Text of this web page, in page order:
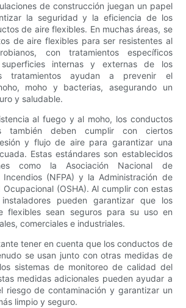
de construcción juegan un papel
la seguridad y la eficiencia de los
de aire flexibles. En muchas áreas, se
de aire flexibles para ser resistentes al
con tratamientos específicos
internas y externas de los
tratamientos ayudan a prevenir el
moho y bacterias, asegurando un
y saludable.
al fuego y al moho, los conductos
también deben cumplir con ciertos
y flujo de aire para garantizar una
Estas estándares son establecidos
como la Asociación Nacional de
(NFPA) y la Administración de
(OSHA). Al cumplir con estas
pueden garantizar que los
flexibles sean seguros para su uso en
comerciales e industriales.
tener en cuenta que los conductos de
se usan junto con otras medidas de
sistemas de monitoreo de calidad del
medidas adicionales pueden ayudar a
riesgo de contaminación y garantizar un
limpio y seguro.